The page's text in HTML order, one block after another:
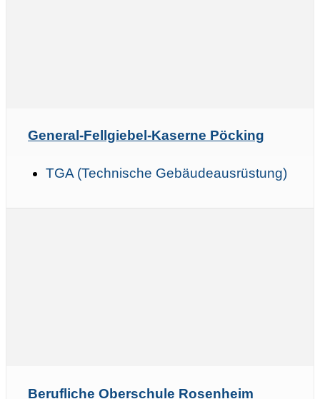
General-Fellgiebel-Kaserne Pöcking
TGA (Technische Gebäudeausrüstung)
Berufliche Oberschule Rosenheim